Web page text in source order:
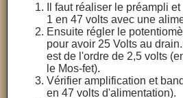
Il faut réaliser le préampli
1 en 47 volts avec une
Ensuite régler le
pour avoir 25 Volts au
est de l'ordre de 2,5 volts
le Mos-fet).
Vérifier amplification et
en 47 volts d'alimentation).